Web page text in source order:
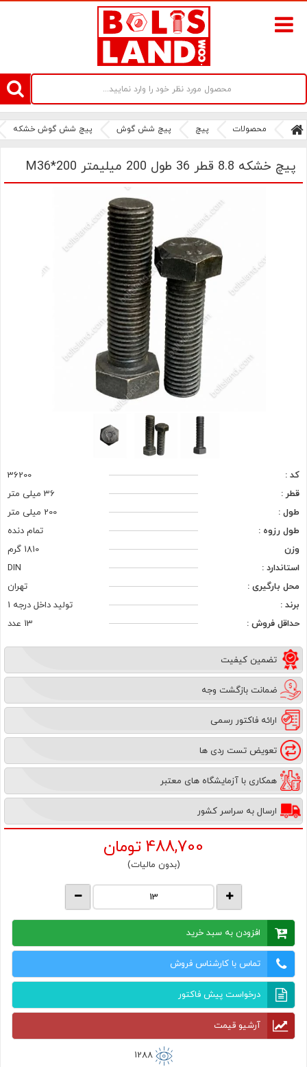
سامانه آنلاین فروش پیچ و مهره های صنعتی بولتز لند | سرزمین پیچ
محصولات پیچ پیچ شش گوش پیچ شش گوش خشکه
پیچ خشکه 8.8 قطر 36 طول 200 میلیمتر M36*200
کد :
36200
قطر :
36 میلی متر
طول :
200 میلی متر
طول رزوه :
تمام دنده
وزن
1810 گرم
استاندارد :
DIN
محل بارگیری :
تهران
برند :
تولید داخل درجه 1
حداقل فروش :
13 عدد
تضمین کیفیت
ضمانت بازگشت وجه
ارائه فاکتور رسمی
تعویض تست ردی ها
همکاری با آزمایشگاه های معتبر
ارسال به سراسر کشور
488,700 تومان
(بدون مالیات)
افزودن به سبد خرید
تماس با کارشناس فروش
درخواست پیش فاکتور
آرشیو قیمت
1288